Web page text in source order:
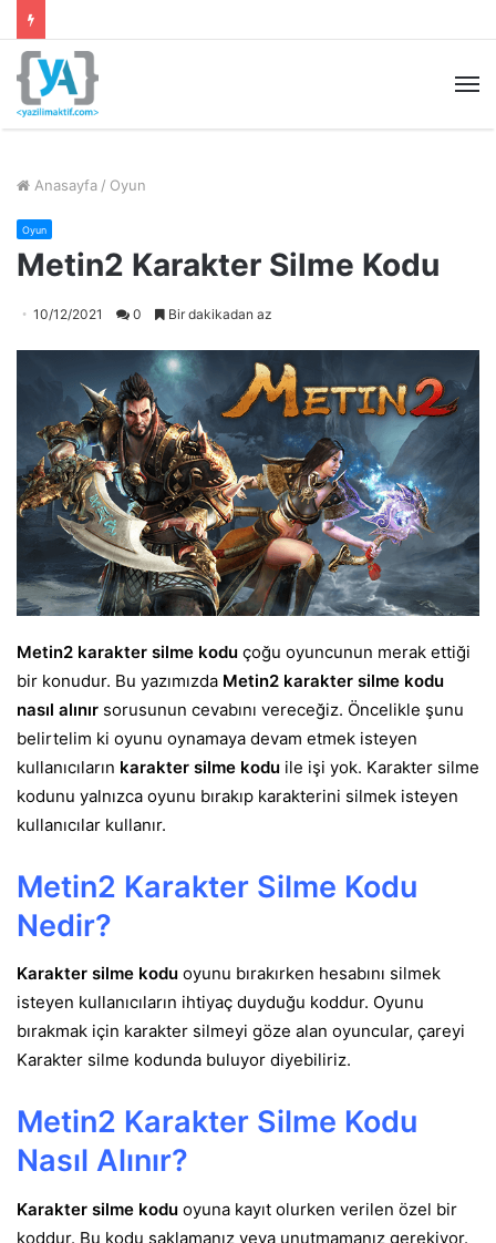
Anasayfa / Oyun
Oyun
Metin2 Karakter Silme Kodu
10/12/2021 0 Bir dakikadan az
Metin2 karakter silme kodu çoğu oyuncunun merak ettiği
bir konudur. Bu yazımızda Metin2 karakter silme kodu
nasıl alınır sorusunun cevabını vereceğiz. Öncelikle şunu
belirtelim ki oyunu oynamaya devam etmek isteyen
kullanıcıların karakter silme kodu ile işi yok. Karakter silme
kodunu yalnızca oyunu bırakıp karakterini silmek isteyen
kullanıcılar kullanır.
Metin2 Karakter Silme Kodu
Nedir?
Karakter silme kodu oyunu bırakırken hesabını silmek
isteyen kullanıcıların ihtiyaç duyduğu koddur. Oyunu
bırakmak için karakter silmeyi göze alan oyuncular, çareyi
Karakter silme kodunda buluyor diyebiliriz.
Metin2 Karakter Silme Kodu
Nasıl Alınır?
Karakter silme kodu oyuna kayıt olurken verilen özel bir
koddur. Bu kodu saklamanız veya unutmamanız gerekiyor.